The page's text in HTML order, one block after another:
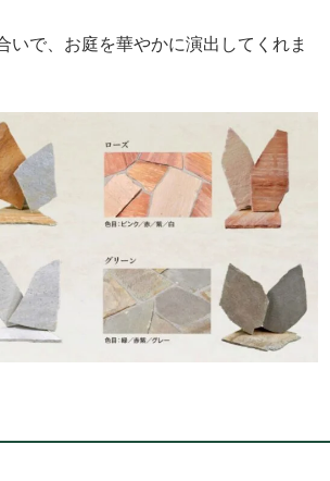
いで、お庭を華やかに演出してくれま